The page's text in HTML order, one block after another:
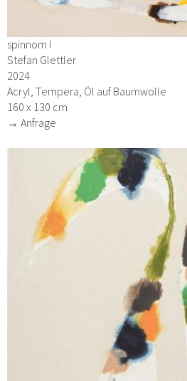
spinnom I
Stefan Glettler
2024
Acryl, Tempera, Öl auf Baumwolle
160 x 130 cm
→ Anfrage